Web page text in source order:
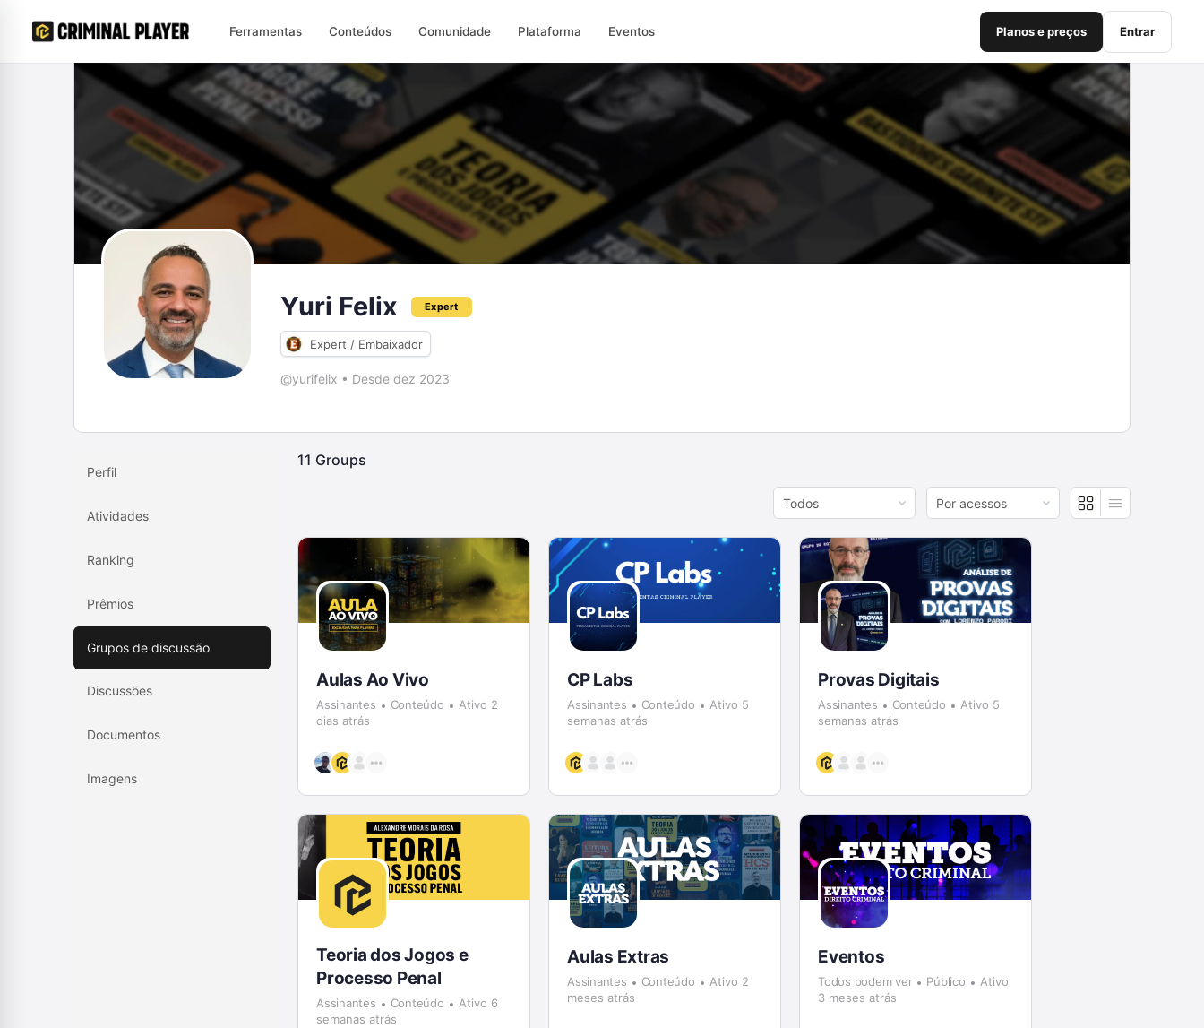
Ferramentas Conteúdos Comunidade Plataforma Eventos Planos e preços Entrar
Yuri Felix Expert
Expert / Embaixador
@yurifelix • Desde dez 2023
Perfil
Atividades
Ranking
Prêmios
Grupos de discussão
Discussões
Documentos
Imagens
11 Groups
Order
By:
Order
By:
Aulas Ao Vivo
Assinantes Conteúdo
Ativo 2
dias atrás
CP Labs
Assinantes Conteúdo
Ativo 5
semanas atrás
Provas Digitais
Assinantes Conteúdo
Ativo 5
semanas atrás
Teoria dos Jogos e
Processo Penal
Assinantes Conteúdo
Ativo 6
semanas atrás
Aulas Extras
Assinantes Conteúdo
Ativo 2
meses atrás
Eventos
Todos podem ver Público
Ativo
3 meses atrás